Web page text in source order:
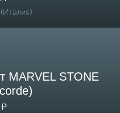
MARVEL STONE